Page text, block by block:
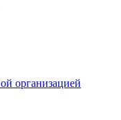
организацией